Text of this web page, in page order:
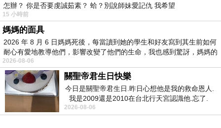
Canon EF 50mm F1.8 II 平價人像鏡皇(
這是EF鏡片中最輕的一款，僅只有 4.6 盎斯(130克)，是一隻小巧但性能
距對焦，它的高斯光學設計都能提供銳利清晰的影像。同時，在色彩平衡
怎辦？ 你是否要虔誠茹素？ 蛤？別說師妹愛記仇 我希望
15 小時前
媽媽的面具
2026 年 8 月 6 日媽媽死後，每當讀到她的學生和好友寫到其生前如何
耐心有愛地教導他們，影響改變了他們的生命，我也感到驚訝，媽媽的
2026-08-06
關聖帝君生日快樂
今日是關聖帝君生日.昨日心想他是我的救命恩人.
我是2009還是2010在台北行天宮認識他.忘了.
一個奇摩交友的網友學
2026-08-06